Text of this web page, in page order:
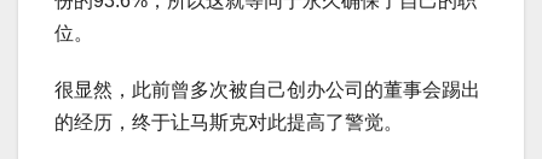
位。
很显然，此前曾多次被自己创办公司的董事会踢出
的经历，终于让马斯克对此提高了警觉。